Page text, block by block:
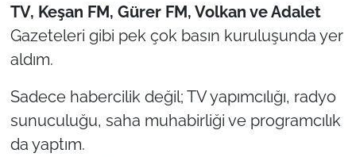
TV, Keşan FM, Gürer FM, Volkan ve Adalet
Gazeteleri gibi pek çok basın kuruluşunda yer
aldım.
Sadece habercilik değil; TV yapımcılığı, radyo
sunuculuğu, saha muhabirliği ve programcılık
da yaptım.